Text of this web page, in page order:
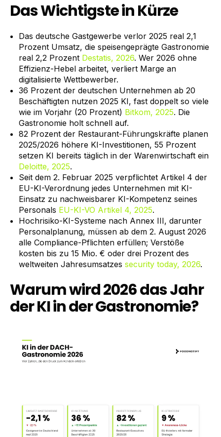
Das Wichtigste in Kürze
Das deutsche Gastgewerbe verlor 2025 real 2,1
Prozent Umsatz, die speisengeprägte Gastronomie
real 2,2 Prozent Destatis, 2026. Wer 2026 ohne
Effizienz-Hebel arbeitet, verliert Marge an
digitalisierte Wettbewerber.
36 Prozent der deutschen Unternehmen ab 20
Beschäftigten nutzen 2025 KI, fast doppelt so viele
wie im Vorjahr (20 Prozent) Bitkom, 2025. Die
Gastronomie holt schnell auf.
82 Prozent der Restaurant-Führungskräfte planen
2025/2026 höhere KI-Investitionen, 55 Prozent
setzen KI bereits täglich in der Warenwirtschaft ein
Deloitte, 2025.
Seit dem 2. Februar 2025 verpflichtet Artikel 4 der
EU-KI-Verordnung jedes Unternehmen mit KI-
Einsatz zu nachweisbarer KI-Kompetenz seines
Personals EU-KI-VO Artikel 4, 2025.
Hochrisiko-KI-Systeme nach Annex III, darunter
Personalplanung, müssen ab dem 2. August 2026
alle Compliance-Pflichten erfüllen; Verstöße
kosten bis zu 15 Mio. € oder drei Prozent des
weltweiten Jahresumsatzes security today, 2026.
Warum wird 2026 das Jahr
der KI in der Gastronomie?